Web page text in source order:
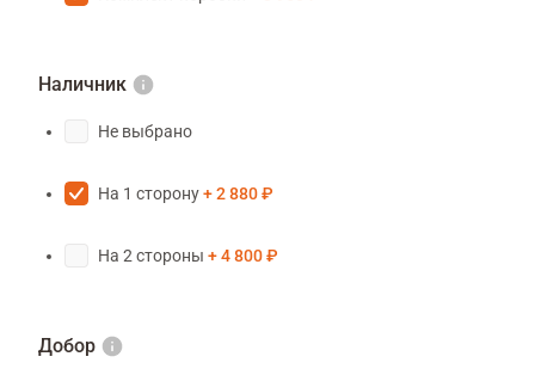
Наличник
Не выбрано
На 1 сторону 2 880 ₽
На 2 стороны 4 800 ₽
Добор